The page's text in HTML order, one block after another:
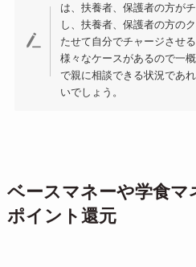
は、扶養者、保護者の方が
し、扶養者、保護者の方の
たせて自分でチャージさせ
様々なケースがあるので一
で親に相談できる状況であ
いでしょう。
ベースマネーや学食マ
ポイント還元